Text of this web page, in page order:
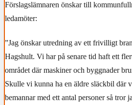
Förslagslämnaren önskar till
ledamöter:
”Jag önskar utredning av ett frivilligt
Hagshult. Vi har på senare tid haft ett
området där maskiner och byggnader
Skulle vi kunna ha en äldre släckbil där
bemannar med ett antal personer så tror